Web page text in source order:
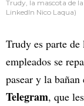
Trudy, la mascota de
LinkedIn Nico Laqua)
Trudy es parte
empleados se
pasear y la
Telegram, que